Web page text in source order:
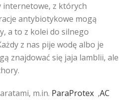
internetowe, z których
antybiotykowe mogą
a to z kolei do silnego
z nas pije wodę albo je
znajdować się jaja lamblii, ale
m.in. ParaProtex ,AC